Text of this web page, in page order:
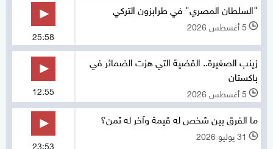
"السلطان المصري" في طرابزون التركي
l 5 أغسطس 2026
25:58
زينب الصغيرة.. القضية التي هزت الضمائر في
باكستان
l 5 أغسطس 2026 12:55
ما الفرق بين شخص له قيمة وآخر له ثمن؟
l 31 يوليو 2026
23:53